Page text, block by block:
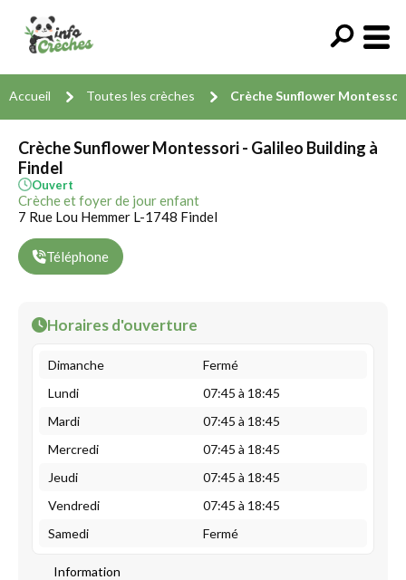
Accueil Toutes les crèches Crèche Sunflower
Crèche Sunflower Montessori - Galileo Building à
Findel
Ouvert
Crèche et foyer de jour enfant
7 Rue Lou Hemmer L-1748 Findel
Téléphone
Horaires d'ouverture
Dimanche
Fermé
Lundi
07:45 à 18:45
Mardi
07:45 à 18:45
Mercredi
07:45 à 18:45
Jeudi
07:45 à 18:45
Vendredi
07:45 à 18:45
Samedi
Fermé
Information